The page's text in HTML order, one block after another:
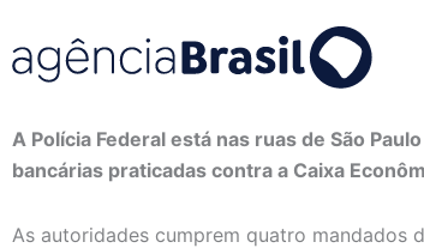
A Polícia Federal está nas ruas de São
bancárias praticadas contra a Caixa
As autoridades cumprem quatro mandados